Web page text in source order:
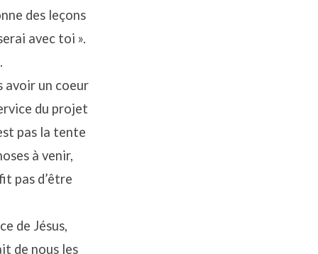
des leçons
avec toi ».
avoir un coeur
du projet
pas la tente
à venir,
pas d’être
de Jésus,
de nous les